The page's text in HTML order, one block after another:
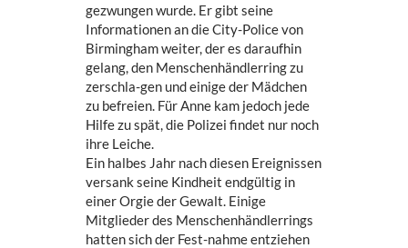
gezwungen wurde. Er gibt seine
Informationen an die City-Police von
Birmingham weiter, der es daraufhin
gelang, den Menschenhändlerring zu
zerschla-gen und einige der Mädchen
zu befreien. Für Anne kam jedoch jede
Hilfe zu spät, die Polizei findet nur noch
ihre Leiche.
Ein halbes Jahr nach diesen Ereignissen
versank seine Kindheit endgültig in
einer Orgie der Gewalt. Einige
Mitglieder des Menschenhändlerrings
hatten sich der Fest-nahme entziehen